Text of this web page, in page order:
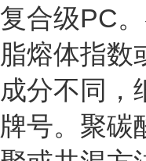
复合级PC
脂熔体指数
成分不同，
牌号。聚碳